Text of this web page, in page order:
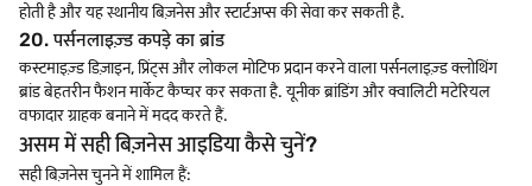
होती है और यह स्थानीय बिज़नेस और स्टार्टअप्स की सेवा कर सकती है.
20. पर्सनलाइज़्ड कपड़े का ब्रांड
कस्टमाइज़्ड डिज़ाइन, प्रिंट्स और लोकल मोटिफ प्रदान करने वाला पर्सनलाइज़्ड क्लोथिंग
ब्रांड बेहतरीन फैशन मार्केट कैप्चर कर सकता है. यूनीक ब्रांडिंग और क्वालिटी मटेरियल
वफादार ग्राहक बनाने में मदद करते हैं.
असम में सही बिज़नेस आइडिया कैसे चुनें?
सही बिज़नेस चुनने में शामिल हैं: